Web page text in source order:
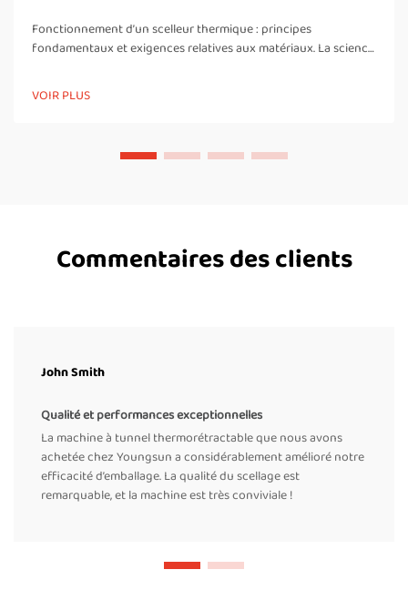
Fonctionnement d’un scelleur thermique : principes
fondamentaux et exigences relatives aux matériaux. La science
peuvent être scellés de manière fiable. Les scelleurs thermiques
créent des liaisons solides et étanches en faisant fondre et en
VOIR PLUS
Commentaires des clients
John Smith
Qualité et performances exceptionnelles
La machine à tunnel thermorétractable que nous avons
achetée chez Youngsun a considérablement amélioré notre
efficacité d’emballage. La qualité du scellage est
remarquable, et la machine est très conviviale !